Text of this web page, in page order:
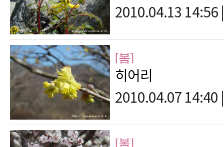
2010.04.13 14:56
[봄]
히어리
2010.04.07 14:40
[봄]